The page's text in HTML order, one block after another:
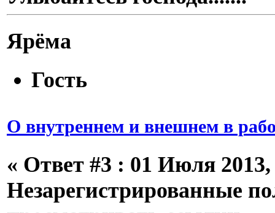
Ярёма
Гость
О внутреннем и внешнем в
« Ответ #3 : 01 Июля 2013,
Незарегистрированные